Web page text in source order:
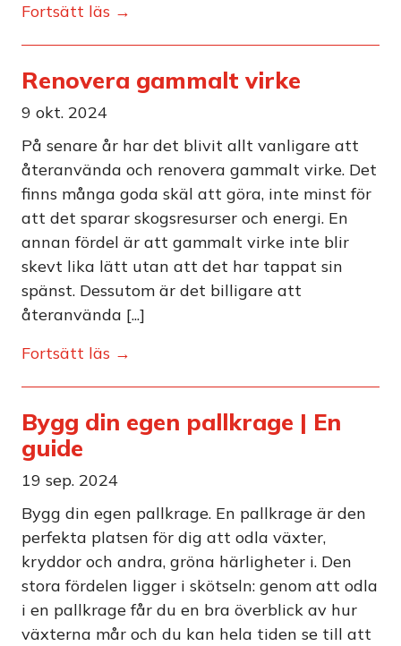
Fortsätt läs →
Renovera gammalt virke
9 okt. 2024
På senare år har det blivit allt vanligare att
återanvända och renovera gammalt virke. Det
finns många goda skäl att göra, inte minst för
att det sparar skogsresurser och energi. En
annan fördel är att gammalt virke inte blir
skevt lika lätt utan att det har tappat sin
spänst. Dessutom är det billigare att
återanvända [...]
Fortsätt läs →
Bygg din egen pallkrage | En
guide
19 sep. 2024
Bygg din egen pallkrage. En pallkrage är den
perfekta platsen för dig att odla växter,
kryddor och andra, gröna härligheter i. Den
stora fördelen ligger i skötseln: genom att odla
i en pallkrage får du en bra överblick av hur
växterna mår och du kan hela tiden se till att